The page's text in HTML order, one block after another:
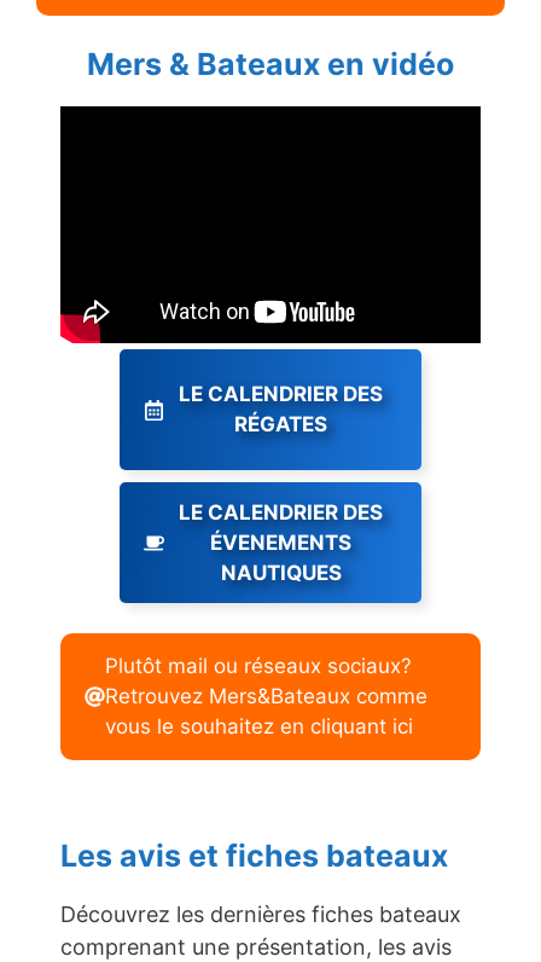
Mers & Bateaux en vidéo
LE CALENDRIER DES
RÉGATES
LE CALENDRIER DES
ÉVENEMENTS
NAUTIQUES
Plutôt mail ou réseaux sociaux?
Retrouvez Mers&Bateaux comme
vous le souhaitez en cliquant ici
Les avis et fiches bateaux
Découvrez les dernières fiches bateaux
comprenant une présentation, les avis